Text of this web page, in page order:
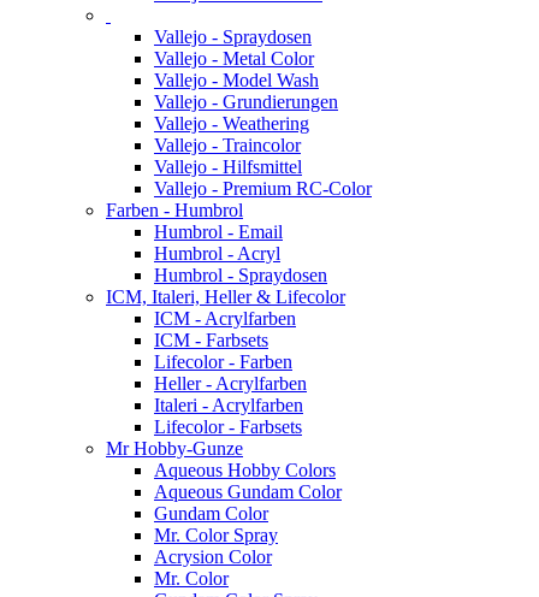
Vallejo - Spraydosen
Vallejo - Metal Color
Vallejo - Model Wash
Vallejo - Grundierungen
Vallejo - Weathering
Vallejo - Traincolor
Vallejo - Hilfsmittel
Vallejo - Premium RC-Color
Farben - Humbrol
Humbrol - Email
Humbrol - Acryl
Humbrol - Spraydosen
ICM, Italeri, Heller & Lifecolor
ICM - Acrylfarben
ICM - Farbsets
Lifecolor - Farben
Heller - Acrylfarben
Italeri - Acrylfarben
Lifecolor - Farbsets
Mr Hobby-Gunze
Aqueous Hobby Colors
Aqueous Gundam Color
Gundam Color
Mr. Color Spray
Acrysion Color
Mr. Color